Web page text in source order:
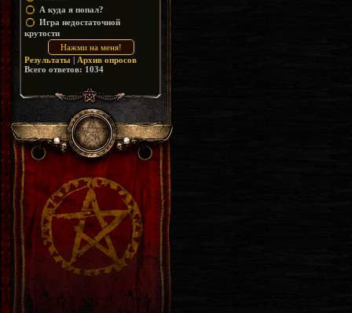
А куда я попал?
Игра недостаточной
крутости
Результаты | Архив опросов
Всего ответов: 1034